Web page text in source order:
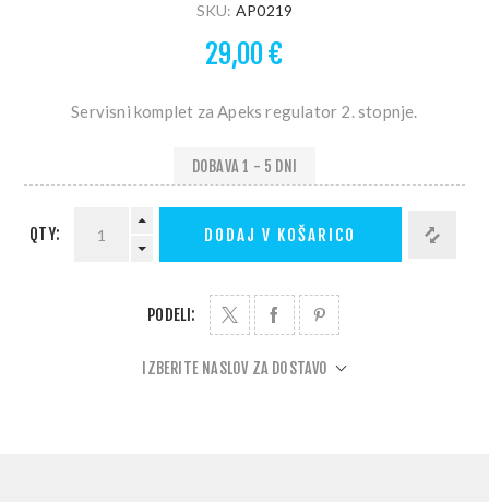
SKU: AP0219
29,00 €
Servisni komplet za Apeks regulator 2. stopnje.
DOBAVA 1 - 5 DNI
QTY: DODAJ V KOŠARICO
PODELI:
IZBERITE NASLOV ZA DOSTAVO